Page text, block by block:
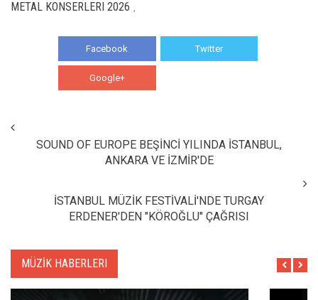
METAL KONSERLERI 2026
Facebook Twitter
Google+
SOUND OF EUROPE BEŞİNCİ YILINDA İSTANBUL,
ANKARA VE İZMİR'DE
İSTANBUL MÜZİK FESTİVALİ'NDE TURGAY
ERDENER'DEN "KÖROĞLU" ÇAĞRISI
MÜZİK HABERLERI